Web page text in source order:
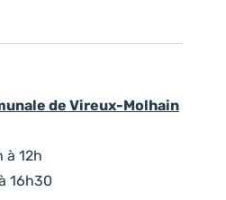
de Vireux-Molhain
à 12h
16h30